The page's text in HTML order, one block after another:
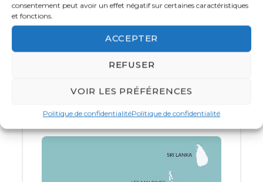
consentement peut avoir un effet négatif sur certaines caractéristiques
et fonctions.
ACCEPTER
REFUSER
VOIR LES PRÉFÉRENCES
Politique de confidentialitéPolitique de confidentialité
Votre spécialiste Océan Indien
01 83 64 34 12
Du lundi au vendredi de8h
CONTACTEZ AURÉLIE
Pour les familles, La Réunion propose une large
gamme d’hébergements adaptés, que ce soit
dans des hôtels familiaux ou des chambres
d’hôtes authentiques. Chaque membre de la
famille trouvera son bonheur grâce à une
divertissantes et
nature à la découverte de la culture créole, en
passant par des moments de détente sur ses
plages de sable fin.
à la Réunion vous